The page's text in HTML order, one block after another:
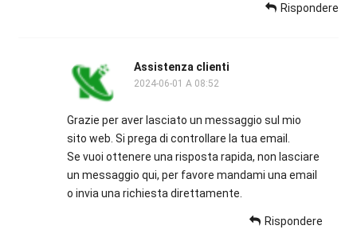
Rispondere
Assistenza clienti
2024-06-01 A 08:52
Grazie per aver lasciato un messaggio sul mio
sito web. Si prega di controllare la tua email.
Se vuoi ottenere una risposta rapida, non lasciare
un messaggio qui, per favore mandami una email
o invia una richiesta direttamente.
Rispondere